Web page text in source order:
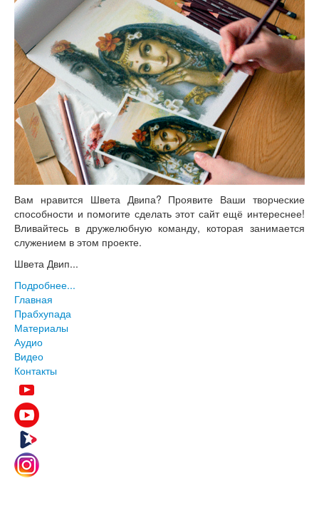
Вам нравится Швета Двипа? Проявите Ваши творческие
способности и помогите сделать этот сайт ещё интереснее!
Вливайтесь в дружелюбную команду, которая занимается
служением в этом проекте.
Швета Двип...
Подробнее...
Главная
Прабхупада
Материалы
Аудио
Видео
Контакты